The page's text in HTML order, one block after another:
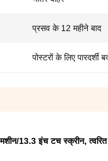
प्रसव के 12 महीने बाद
पोस्टरों के लिए पारदर्शी
13.3 इंच टच स्क्रीन,